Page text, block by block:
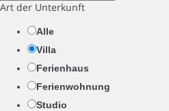
Art der Unterkunft
Alle
Villa
Ferienhaus
Ferienwohnung
Studio